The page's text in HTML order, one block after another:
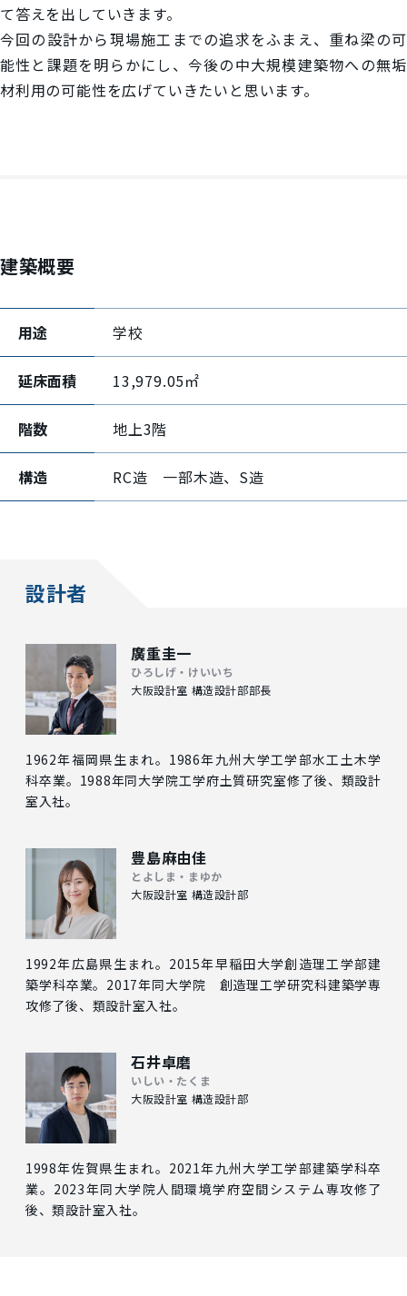
て答えを出していきます。
今回の設計から現場施工までの追求をふまえ、重ね梁の可
能性と課題を明らかにし、今後の中大規模建築物への無垢
材利用の可能性を広げていきたいと思います。
建築概要
用途 学校
延床面積 13,979.05㎡
階数 地上3階
構造 RC造 一部木造、S造
設計者
廣重圭一
ひろしげ・けいいち
大阪設計室 構造設計部部長
1962年福岡県生まれ。1986年九州大学工学部水工土木学
科卒業。1988年同大学院工学府土質研究室修了後、類設計
室入社。
豊島麻由佳
とよしま・まゆか
大阪設計室 構造設計部
1992年広島県生まれ。2015年早稲田大学創造理工学部建
築学科卒業。2017年同大学院 創造理工学研究科建築学専
攻修了後、類設計室入社。
石井卓磨
いしい・たくま
大阪設計室 構造設計部
1998年佐賀県生まれ。2021年九州大学工学部建築学科卒
業。2023年同大学院人間環境学府空間システム専攻修了
後、類設計室入社。